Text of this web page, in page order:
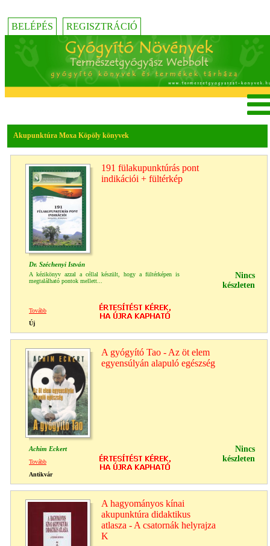
BELÉPÉS REGISZTRÁCIÓ
Akupunktúra Moxa Köpöly könyvek
191 fülakupunktúrás pont
indikációi + fültérkép
Dr. Széchenyi István
A kézikönyv azzal a céllal készült, hogy a fültérképen is
megtalálható pontok mellett...
Nincs
készleten
Tovább
Új
A gyógyító Tao - Az öt elem
egyensúlyán alapuló egészség
Achim Eckert
Nincs
készleten
Tovább
Antikvár
A hagyományos kínai
akupunktúra didaktikus
atlasza - A csatornák helyrajza
K